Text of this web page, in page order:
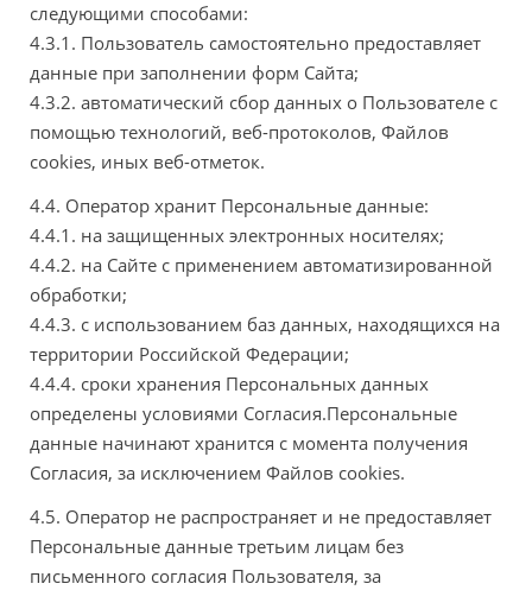
следующими способами:
4.3.1. Пользователь самостоятельно предоставляет
данные при заполнении форм Сайта;
4.3.2. автоматический сбор данных о Пользователе с
помощью технологий, веб-протоколов, Файлов
cookies, иных веб-отметок.
4.4. Оператор хранит Персональные данные:
4.4.1. на защищенных электронных носителях;
4.4.2. на Сайте с применением автоматизированной
обработки;
4.4.3. с использованием баз данных, находящихся на
территории Российской Федерации;
4.4.4. сроки хранения Персональных данных
определены условиями Согласия.Персональные
данные начинают хранится с момента получения
Согласия, за исключением Файлов cookies.
4.5. Оператор не распространяет и не предоставляет
Персональные данные третьим лицам без
письменного согласия Пользователя, за